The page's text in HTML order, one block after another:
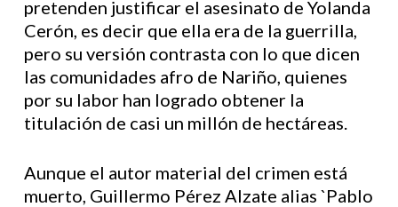
pretenden justificar el asesinato de Yolanda
Cerón, es decir que ella era de la guerrilla,
pero su versión contrasta con lo que dicen
las comunidades afro de Nariño, quienes
por su labor han logrado obtener la
titulación de casi un millón de hectáreas.
Aunque el autor material del crimen está
muerto, Guillermo Pérez Alzate alias `Pablo